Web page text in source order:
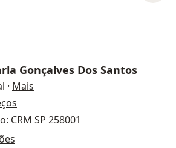
Gonçalves Dos Santos
· Mais
CRM SP 258001